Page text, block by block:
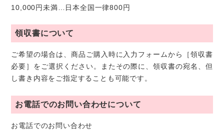
10,000円未満…日本全国一律800円
領収書について
ご希望の場合は、商品ご購入時に入力フォームから［領収書
必要］をご選択ください。またその際に、領収書の宛名、但
し書き内容をご指定することも可能です。
お電話でのお問い合わせについて
お電話でのお問い合わせ